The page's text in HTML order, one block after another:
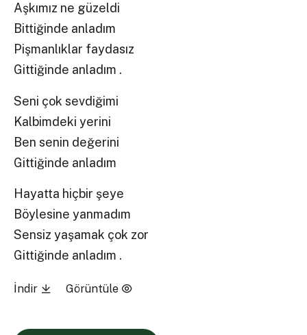
Aşkımız ne güzeldi
Bittiğinde anladım
Pişmanlıklar faydasız
Gittiğinde anladım .
Seni çok sevdiğimi
Kalbimdeki yerini
Ben senin değerini
Gittiğinde anladım
Hayatta hiçbir şeye
Böylesine yanmadım
Sensiz yaşamak çok zor
Gittiğinde anladım .
İndir Görüntüle